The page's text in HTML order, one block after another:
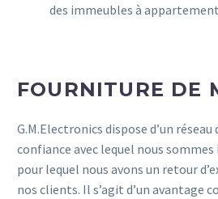
des immeubles à
FOURNITURE DE
G.M.Electronics dispose d’un
confiance avec lequel nous
pour lequel nous avons un retour
nos clients. Il s’agit d’un avantage